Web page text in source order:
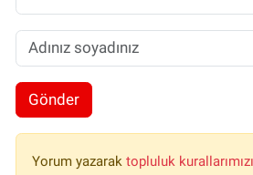
Gönder
Yorum yazarak topluluk kurallarımızı